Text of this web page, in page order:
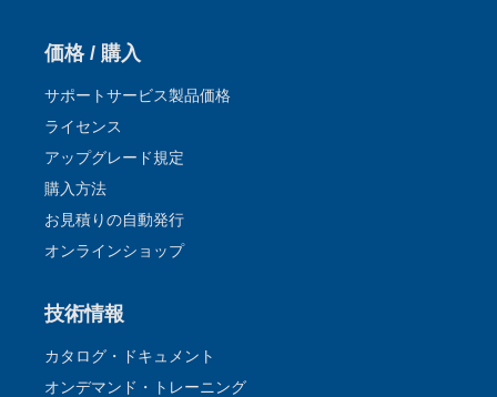
価格 / 購入
サポートサービス製品価格
ライセンス
アップグレード規定
購入方法
お見積りの自動発行
オンラインショップ
技術情報
カタログ・ドキュメント
オンデマンド・トレーニング